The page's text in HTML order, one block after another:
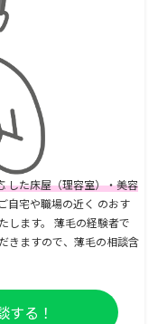
した床屋（理容室）・美容
自宅や職場の近く のおす
します。 薄毛の経験者で
きますので、薄毛の相談含
する！